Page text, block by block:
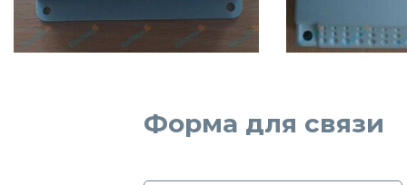
Форма для связи